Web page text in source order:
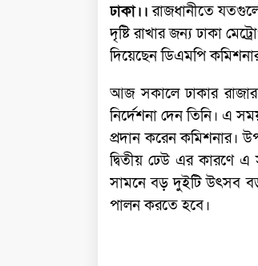
ঢাকা।। রাজধানীতে
দৃষ্টি রাখার জন্য ঢাকা
দিয়েছেন ডিএমপি
আজ সকালে ঢাকার
নির্দেশনা দেন তিনি। এ
প্রদান করেন কমিশনার।
দ্বিতীয় ঢেউ এর কারণে
সামনে বড় দুইটি উৎসব
পালন করতে হবে।